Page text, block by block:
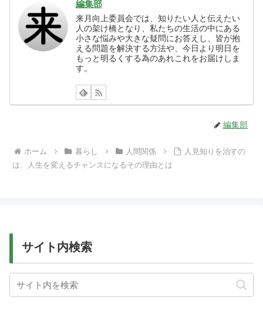
編集部
来月向上委員会では、知りたい人と伝えたい
人の架け橋となり、私たちの生活の中にある
小さな悩みや大きな疑問にお答えし、皆が抱
える問題を解決する方法や、今日より明日を
もっと明るくする為のあれこれをお届けしま
す。
編集部
ホーム 暮らし 人間関係
人見知りを治すの
は、人生を変えるチャンスになるその理由とは
サイト内検索